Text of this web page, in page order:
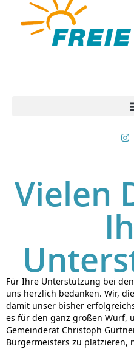
Vielen
Für Ihre Unterstützung bei
uns herzlich bedanken. Wir,
damit unser bisher
es für den ganz großen Wurf,
Gemeinderat Christoph
Bürgermeisters zu platzieren,